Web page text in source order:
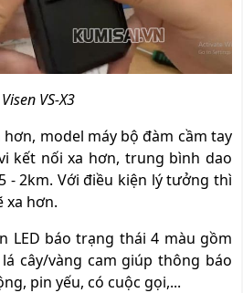
Visen VS-X3
model máy bộ đàm cầm tay
kết nối xa hơn, trung bình dao
- 2km. Với điều kiện lý tưởng thì
xa hơn.
LED báo trạng thái 4 màu gồm
cây/vàng cam giúp thông báo
pin yếu, có cuộc gọi,...